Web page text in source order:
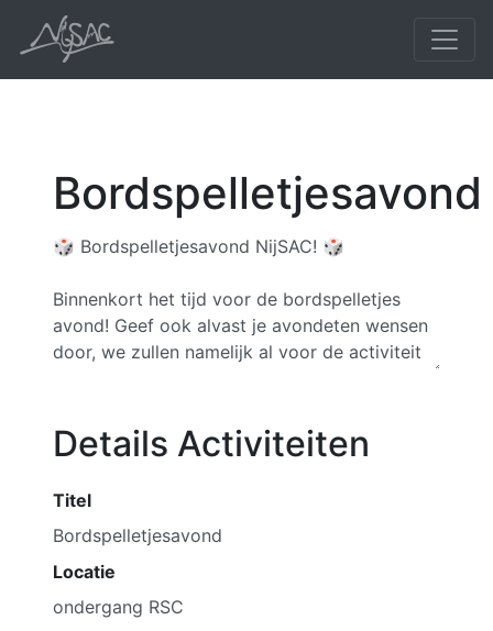
Bordspelletjesavond
Details Activiteiten
Titel
Locatie